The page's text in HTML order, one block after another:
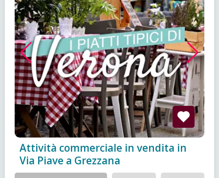
Attività commerciale in vendita in
Via Piave a Grezzana